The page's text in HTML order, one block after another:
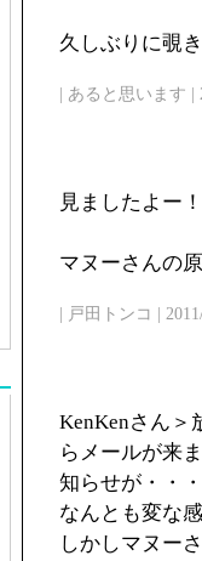
久しぶりに覗
| あると思います |
見ましたよー！
マヌーさんの
| 戸田トンコ |
KenKenさん＞
らメールが来
知らせが・・・
なんとも変な
しかしマヌー